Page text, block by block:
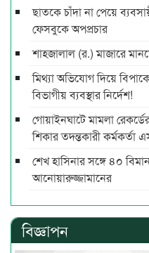
ছাতকে চাঁদা না পেয়ে
ফেসবুকে অপপ্রচার
শাহজালাল (র.) মাজারে
মিথ্যা অভিযোগ দিয়ে
বিভাগীয় ব্যবস্থার নির্দেশ!
গোয়াইনঘাটে মামলা
শিকার তদন্তকারী কর্মকর্তা
শেখ হাসিনার সঙ্গে ৪০
আনোয়ারুজ্জামানের
বিজ্ঞাপন